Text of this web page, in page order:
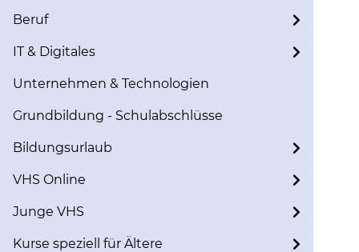
Beruf
IT & Digitales
Unternehmen & Technologien
Grundbildung - Schulabschlüsse
Bildungsurlaub
VHS Online
Junge VHS
Kurse speziell für Ältere